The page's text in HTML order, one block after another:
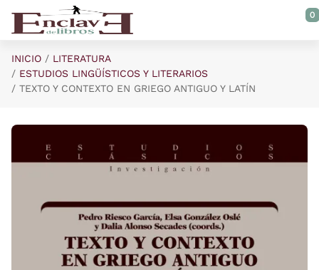
Saltar al contenido principal
0
INICIO
LITERATURA
ESTUDIOS LINGÜÍSTICOS Y LITERARIOS
TEXTO Y CONTEXTO EN GRIEGO ANTIGUO Y LATÍN